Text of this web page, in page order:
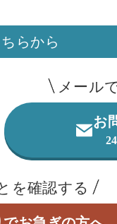
らから
メール
お
を確認する